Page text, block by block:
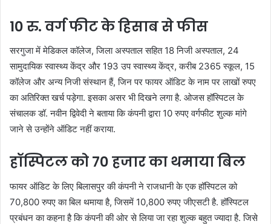
10 रु. वर्ग फीट के हिसाब से फीस
सरगुजा में मेडिकल कॉलेज, जिला अस्पताल सहित 18 निजी अस्पताल, 24
सामुदायिक स्वास्थ्य केंद्र और 193 उप स्वास्थ्य केंद्र, करीब 2365 स्कूल, 15
कॉलेज और अन्य निजी संस्थान हैं, जिन पर फायर ऑडिट के नाम पर लाखों रुपए
का अतिरिक्त खर्च पड़ेगा. इसका असर भी दिखने लगा है. ओजस हॉस्पिटल के
संचालक डॉ. नवीन द्विवेदी ने बताया कि कंपनी द्वारा 10 रुपए वर्गफीट शुल्क मांगे
जाने से उन्होंने ऑडिट नहीं कराया.
हॉस्पिटल को 70 हजार का थमाया बिल
फायर ऑडिट के लिए बिलासपुर की कंपनी ने राजधानी के एक हॉस्पिटल को
70,800 रुपए का बिल थमाया है, जिसमें 10,800 रुपए जीएसटी है. हॉस्पिटल
प्रबंधन का कहना है कि कंपनी की ओर से लिया जा रहा शुल्क बहुत ज्यादा है. जिसे